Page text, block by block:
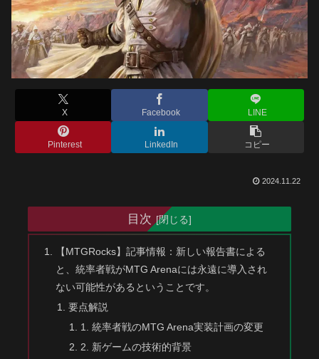
X Facebook LINE
Pinterest LinkedIn コピー
2024.11.22
目次
【MTGRocks】記事情報：新しい報告書による
と、統率者戦がMTG Arenaには永遠に導入され
ない可能性があるということです。
要点解説
1. 統率者戦のMTG Arena実装計画の変更
2. 新ゲームの技術的背景